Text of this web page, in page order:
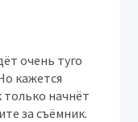
очень туго
кажется
только начнёт
за съёмник.